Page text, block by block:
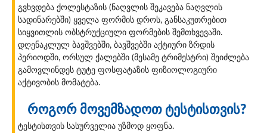
გვხვდება ქოლესტაზის (ნაღვლის შეკავება ნაღვლის
სადინარებში) ყველა ფორმის დროს, განსაკუთრებით
სიყვითლის ობსტრუქციული ფორმების შემთხვევაში.
დღენაკლულ ბავშვებში, ბავშვებში აქტიური ზრდის
პერიოდში, ორსულ ქალებში (მესამე ტრიმესტრი) შეიძლება
გამოვლინდეს ტუტე ფოსფატაზის ფიზიოლოგიური
აქტივობის მომატება.
როგორ მოვემზადოთ ტესტისთვის?
ტესტისთვის სასურველია უზმოდ ყოფნა.